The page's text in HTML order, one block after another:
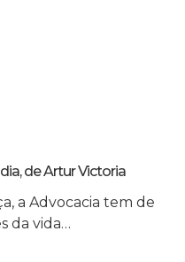
de Artur Victoria
a Advocacia tem de
da vida…